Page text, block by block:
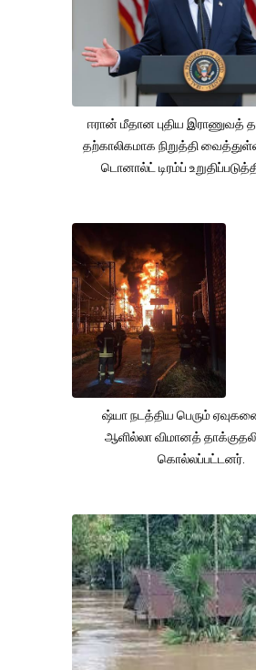
ஈரான் மீதான புதிய இராணுவத்
தற்காலிகமாக நிறுத்தி
டொனால்ட் டிரம்ப்
ஷ்யா நடத்திய பெரும்
ஆளில்லா விமானத்
கொல்லப்பட்டனர்.